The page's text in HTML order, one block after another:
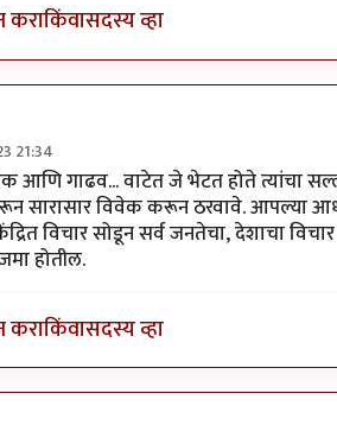
कराकिंवासदस्य व्हा
21:34
आणि गाढव... वाटेत जे भेटत होते त्यांचा
सारासार विवेक करून ठरवावे. आपल्या
विचार सोडून सर्व जनतेचा, देशाचा
होतील.
कराकिंवासदस्य व्हा